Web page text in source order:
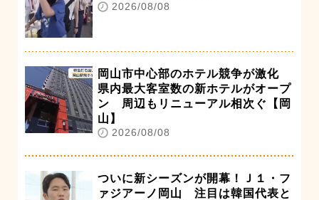
2026/08/08
岡山市中心部のホテル競争が激化
県内最大客室数の新ホテルがオープ
ン 周辺もリニューアル相次ぐ【岡
山】
2026/08/08
ついに新シーズンが開幕！Ｊ１・フ
ァジアーノ岡山 注目は韓国代表と